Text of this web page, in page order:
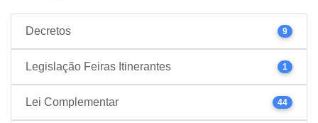
Decretos 9
Legislação Feiras Itinerantes 1
Lei Complementar 44